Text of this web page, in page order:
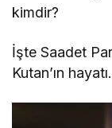
kimdir?
İşte Saadet
Kutan’ın hayatı.